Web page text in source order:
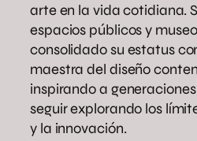
arte en la vida cotidiana.
espacios públicos y
consolidado su estatus
maestra del diseño
inspirando a
seguir explorando los
y la innovación.